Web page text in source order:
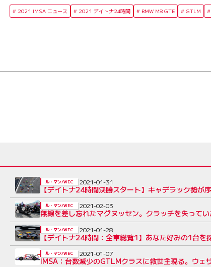
2021 IMSA ニュース 2021 デイトナ24時間 BMW M8 GTE GTLM
【デイトナ24時間決勝スタート】キャデラック勢が
ル・マン/WEC 2021-01-31
無線を差し忘れたマグヌッセン。クラッチを失って
ル・マン/WEC 2021-02-03
【デイトナ24時間：全車総覧1】あなた好みの1台
ル・マン/WEC 2021-01-28
IMSA：台数減少のGTLMクラスに救世主現る。ウェ
ル・マン/WEC 2021-01-07